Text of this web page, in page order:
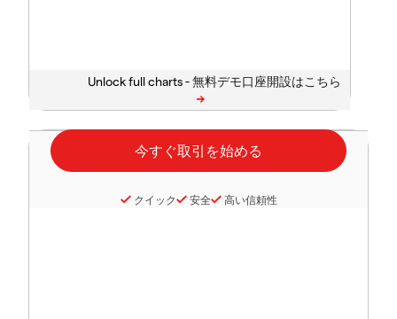
Unlock full charts -
クイック 安全 高い信頼性